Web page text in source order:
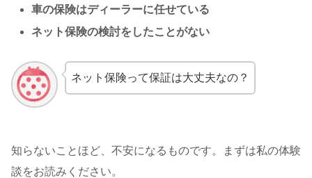
車の保険はディーラーに任せている
ネット保険の検討をしたことがない
ネット保険って保証は大丈夫なの？
知らないことほど、不安になるものです。まずは私の体験
談をお読みください。